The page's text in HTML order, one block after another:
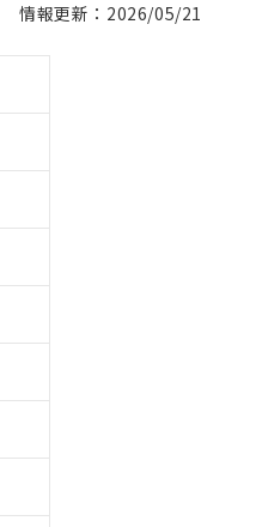
情報更新：2026/05/21